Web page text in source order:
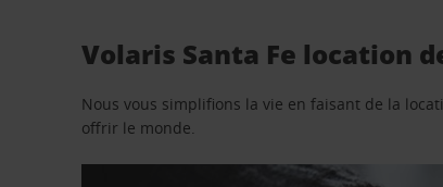
Volaris Santa Fe location
Nous vous simplifions la vie en faisant de la
offrir le monde.